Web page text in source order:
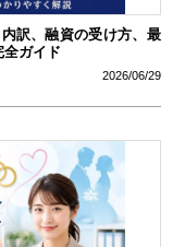
訳、融資の受け方、最
ガイド
2026/06/29